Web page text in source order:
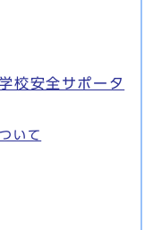
校安全サポータ
いて